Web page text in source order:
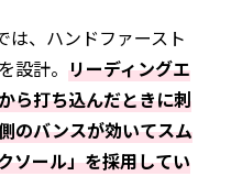
は、ハンドファースト
設計。 リーディングエ
ら打ち込んだときに刺
のバンスが効いてスム
ソール」を採用してい